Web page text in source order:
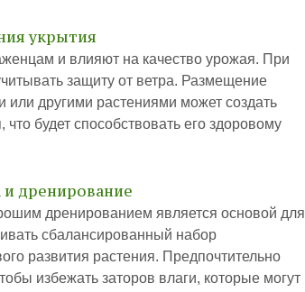
укрытия
и влияют на качество урожая. При
защиту от ветра. Размещение
другими растениями может создать
будет способствовать его здоровому
и дренирование
дренированием является основой для
сбалансированный набор
развития растения. Предпочтительно
избежать заторов влаги, которые могут